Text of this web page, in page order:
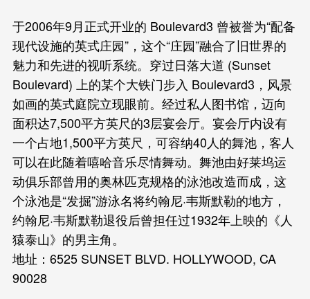
于2006年9月正式开业的 Boulevard3 曾被誉为“配备
现代设施的英式庄园”，这个“庄园”融合了旧世界的
魅力和先进的视听系统。穿过日落大道 (Sunset
Boulevard) 上的某个大铁门步入 Boulevard3，风景
如画的英式庭院立现眼前。经过私人图书馆，迈向
面积达7,500平方英尺的3层宴会厅。宴会厅内设有
一个占地1,500平方英尺，可容纳40人的舞池，客人
可以在此随着嘻哈音乐尽情舞动。舞池由好莱坞运
动俱乐部曾用的奥林匹克规格的泳池改造而成，这
个泳池是“发掘”游泳名将约翰尼·韦斯默勒的地方，
约翰尼·韦斯默勒退役后曾担任过1932年上映的《人
猿泰山》的男主角。
地址：6525 SUNSET BLVD. HOLLYWOOD, CA
90028